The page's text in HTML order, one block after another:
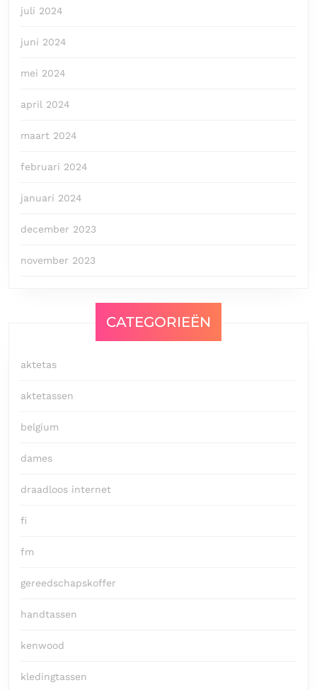
juli 2024
juni 2024
mei 2024
april 2024
maart 2024
februari 2024
januari 2024
december 2023
november 2023
CATEGORIEËN
aktetas
aktetassen
belgium
dames
draadloos internet
fi
fm
gereedschapskoffer
handtassen
kenwood
kledingtassen